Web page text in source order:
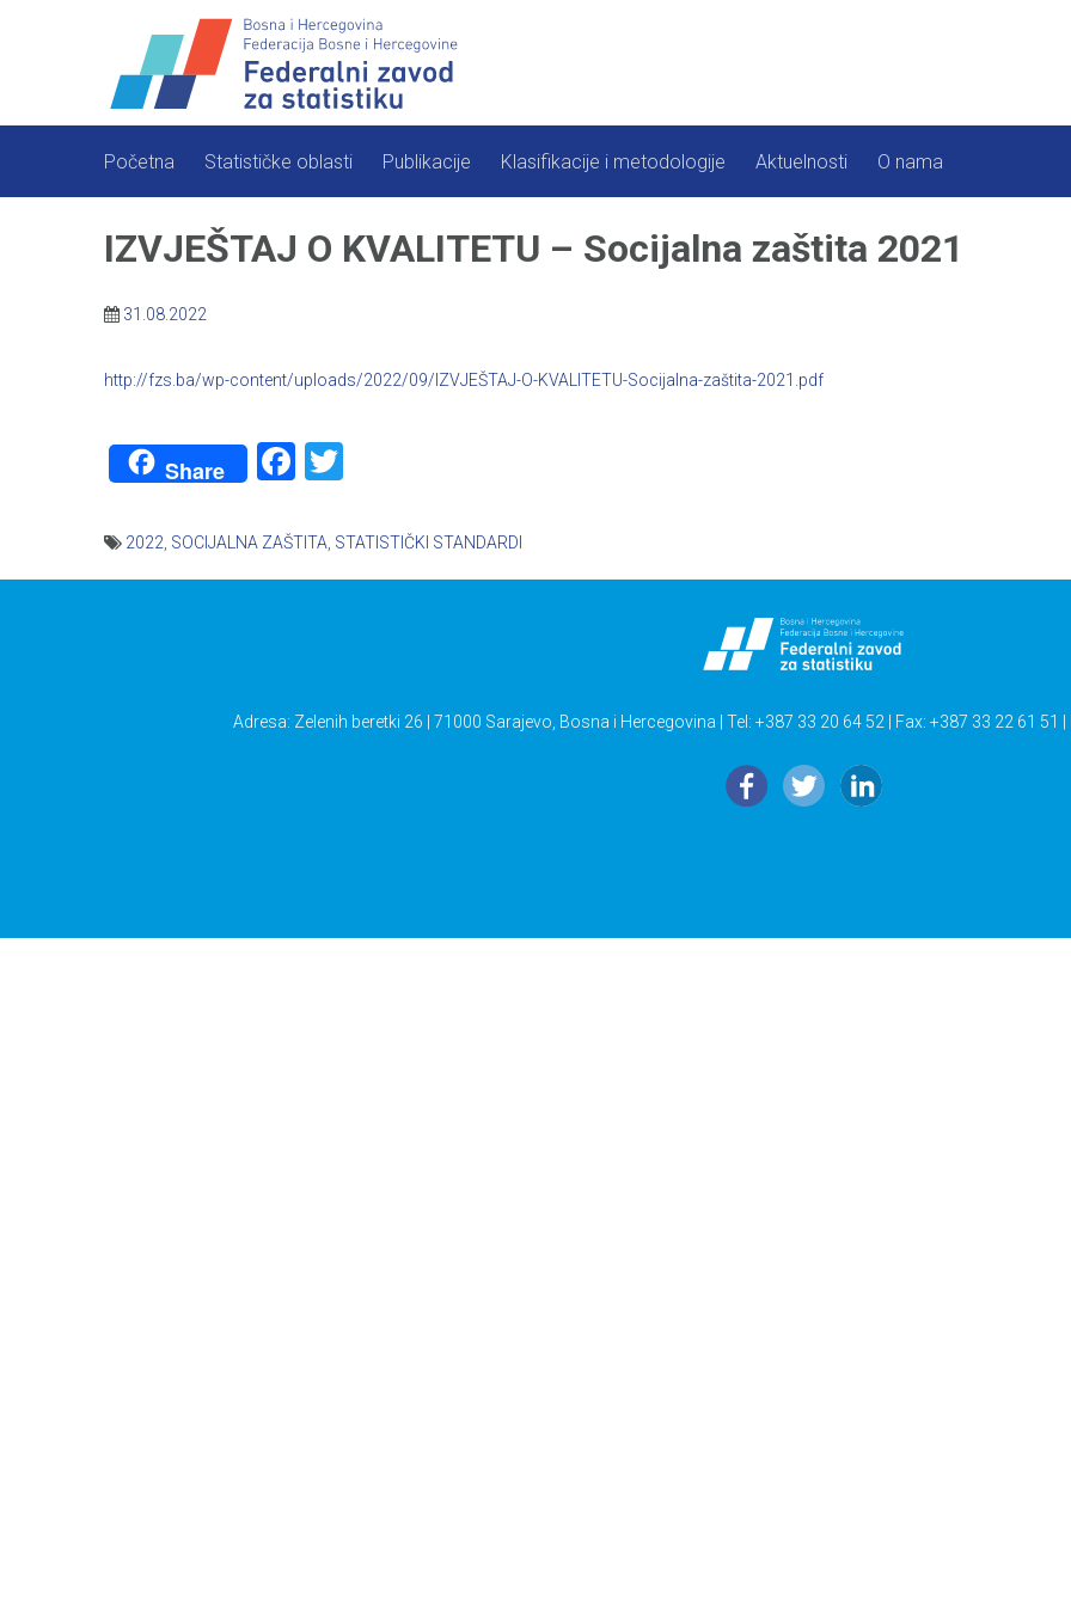
Početna Statističke oblasti Publikacije Klasifikacije i metodologije Aktuelnosti O nama
IZVJEŠTAJ O KVALITETU – Socijalna zaštita 2021
31.08.2022
http://fzs.ba/wp-content/uploads/2022/09/IZVJEŠTAJ-O-KVALITETU-Socijalna-zaštita-2021.pdf
Share Facebook
2022 SOCIJALNA ZAŠTITA STATISTIČKI STANDARDI
Adresa: Zelenih beretki 26 | 71000 Sarajevo, Bosna i Hercegovina | Tel: +387 33 20 64 52 | Fax: +387 33 22 61 51 |